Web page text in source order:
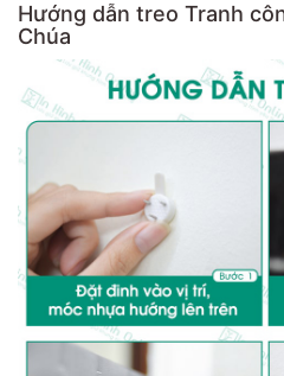
Hướng dẫn treo Tranh
Chúa